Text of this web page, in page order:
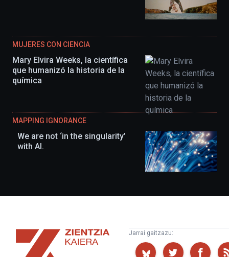
MUJERES CON CIENCIA
Mary Elvira Weeks, la científica
que humanizó la historia de la
química
MAPPING IGNORANCE
We are not ‘in the singularity’
with AI.
Zientzia
Kaiera
Jarrai gaitzazu: